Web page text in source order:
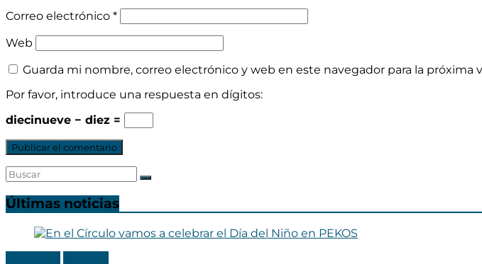
Correo electrónico *
Web
Guarda mi nombre, correo electrónico y web en este navegador para la próxima
Por favor, introduce una respuesta en dígitos:
diecinueve − diez =
Últimas noticias